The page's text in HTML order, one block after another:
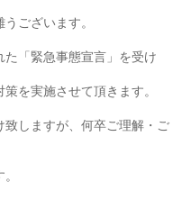
ございます。
「緊急事態宣言」を受け
を実施させて頂きます。
しますが、何卒ご理解・ご